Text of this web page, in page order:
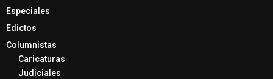
Especiales
Edictos
Columnistas
Caricaturas
Judiciales